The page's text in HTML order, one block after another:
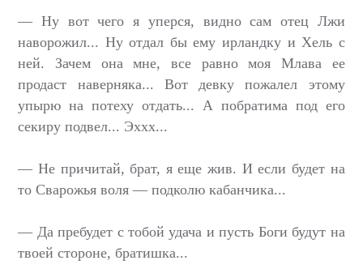
— Ну вот чего я уперся, видно сам отец Лжи
наворожил... Ну отдал бы ему ирландку и Хель с
ней. Зачем она мне, все равно моя Млава ее
продаст наверняка... Вот девку пожалел этому
упырю на потеху отдать... А побратима под его
секиру подвел... Эххх...
— Не причитай, брат, я еще жив. И если будет на
то Сварожья воля — подколю кабанчика...
— Да пребудет с тобой удача и пусть Боги будут на
твоей стороне, братишка...